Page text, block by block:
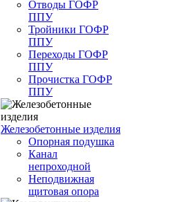
Отводы ГОФР
ППУ
Тройники ГОФР
ППУ
Переходы ГОФР
ППУ
Прочистка ГОФР
ППУ
Железобетонные изделия
Опорная подушка
Канал
непроходной
Неподвижная
щитовая опора